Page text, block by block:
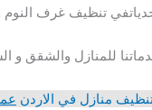
تنظيف غرف النوم
للمنازل والشقق
منازل في الاردن